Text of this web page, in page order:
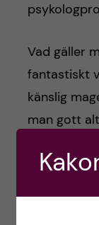
Vad gäller
fantastiskt
känslig
man gott
och det
också.